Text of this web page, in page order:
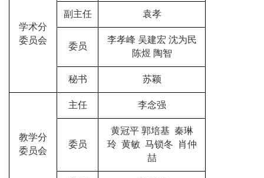
学术分
委员会
副主任 袁孝
委员
李孝峰 吴建宏 沈为民
陈煜 陶智
秘书 苏颖
教学分
委员会
主任 李念强
委员
黄冠平郭培基 秦琳
玲 黄敏 马锁冬 肖仲
喆